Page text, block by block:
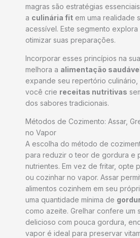
magras são estratégias
a culinária fit em uma realidade
acessível. Este segmento
otimizar suas preparações.
Incorporar esses princípios na
melhora a alimentação
expande seu repertório culinário,
você crie receitas nutritivas
dos sabores tradicionais.
Métodos de Cozimento: Assar,
no Vapor
A escolha do método de
para reduzir o teor de gordura e
nutrientes. Em vez de fritar, opte
ou cozinhar no vapor. Assar
alimentos cozinhem em seu
uma quantidade mínima de
como azeite. Grelhar confere um
delicioso com pouca gordura,
vapor é ideal para preservar